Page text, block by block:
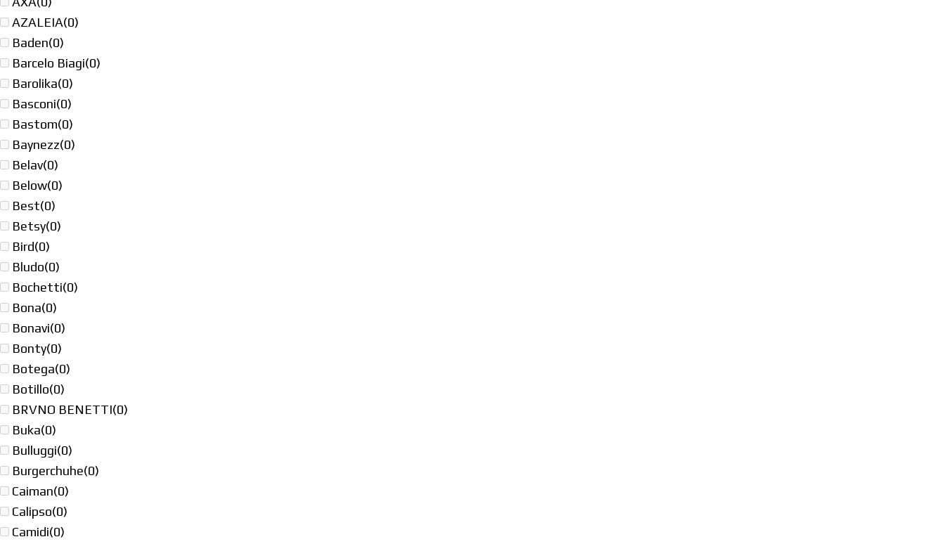
AZALEIA(0)
Baden(0)
Barcelo Biagi(0)
Barolika(0)
Basconi(0)
Bastom(0)
Baynezz(0)
Belav(0)
Below(0)
Best(0)
Betsy(0)
Bird(0)
Bludo(0)
Bochetti(0)
Bona(0)
Bonavi(0)
Bonty(0)
Botega(0)
Botillo(0)
BRVNO BENETTI(0)
Buka(0)
Bulluggi(0)
Burgerchuhe(0)
Caiman(0)
Calipso(0)
Camidi(0)